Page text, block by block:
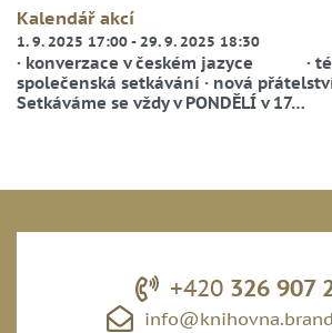
Kalendář akcí
1. 9. 2025 17:00-29. 9. 2025 18:30
· konverzace v českém jazyce ·
společenská setkávání · nová přátelství
Setkáváme se vždy v PONDĚLÍ v 17…
+420 326 907